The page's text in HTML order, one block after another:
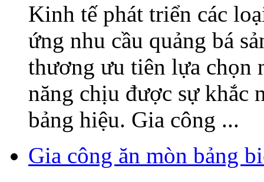
Kinh tế phát triển các
ứng nhu cầu quảng bá
thương ưu tiên lựa chọn
năng chịu được sự khắc
bảng hiệu. Gia công ...
Gia công ăn mòn bảng